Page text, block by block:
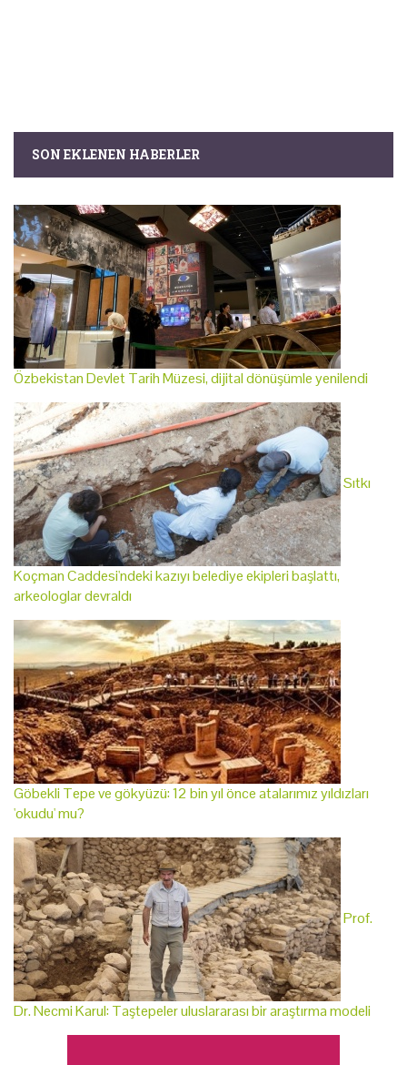
SON EKLENEN HABERLER
Özbekistan Devlet Tarih Müzesi, dijital dönüşümle yenilendi
Sıtkı
Koçman Caddesi'ndeki kazıyı belediye ekipleri başlattı,
arkeologlar devraldı
Göbekli Tepe ve gökyüzü: 12 bin yıl önce atalarımız yıldızları
'okudu' mu?
Prof.
Dr. Necmi Karul: Taştepeler uluslararası bir araştırma modeli